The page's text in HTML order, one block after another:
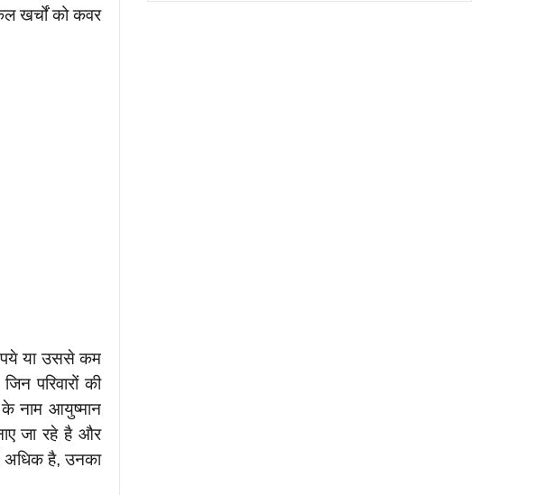
खर्चों को कवर
या उससे कम
परिवारों की
के नाम आयुष्मान
जा रहे है और
अधिक है, उनका